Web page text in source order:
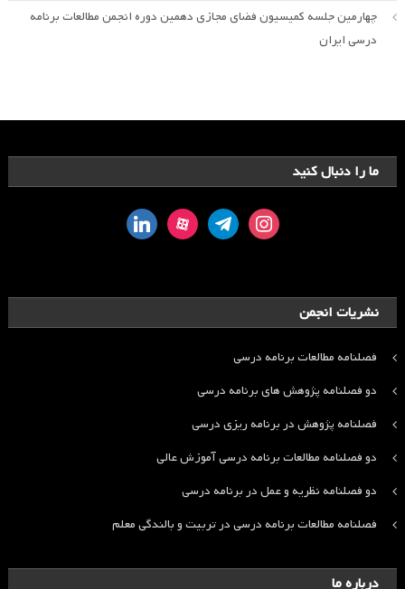
چهارمین جلسه کمیسیون فضای مجازی دهمین دوره انجمن مطالعات برنامه
درسی ایران
ما را دنبال کنید
instagram
telegram
aparat
linkedin
نشریات انجمن
فصلنامه مطالعات برنامه درسی
دو فصلنامه پژوهش های برنامه درسی
فصلنامه پژوهش در برنامه ریزی درسی
دو فصلنامه مطالعات برنامه درسی آموزش عالی
دو فصلنامه نظریه و عمل در برنامه درسی
فصلنامه مطالعات برنامه درسی در تربیت و بالندگی معلم
درباره ما